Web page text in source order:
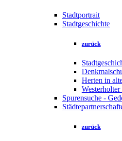
Stadtportrait
Stadtgeschichte
zurück
Herten in
Spurensuche -
zurück